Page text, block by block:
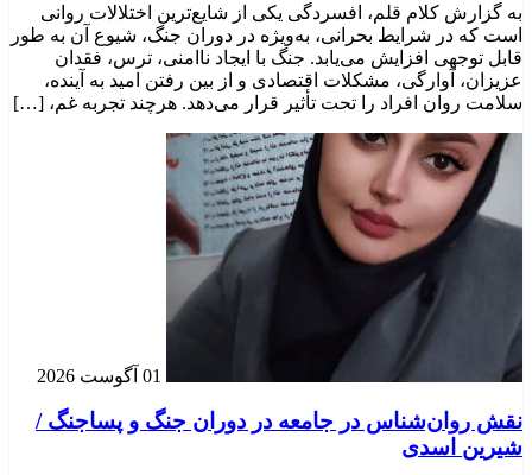
به گزارش کلام قلم، افسردگی یکی از شایع‌ترین اختلالات روانی
است که در شرایط بحرانی، به‌ویژه در دوران جنگ، شیوع آن به طور
قابل توجهی افزایش می‌یابد. جنگ با ایجاد ناامنی، ترس، فقدان
عزیزان، آوارگی، مشکلات اقتصادی و از بین رفتن امید به آینده،
سلامت روان افراد را تحت تأثیر قرار می‌دهد. هرچند تجربه غم، […]
01 آگوست 2026
نقش روان‌شناس در جامعه در دوران جنگ و پساجنگ /
شیرین اسدی